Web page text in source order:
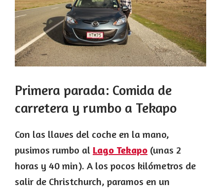
Primera parada: Comida de
carretera y rumbo a Tekapo
Con las llaves del coche en la mano,
pusimos rumbo al Lago Tekapo (unas 2
horas y 40 min). A los pocos kilómetros de
salir de Christchurch, paramos en un